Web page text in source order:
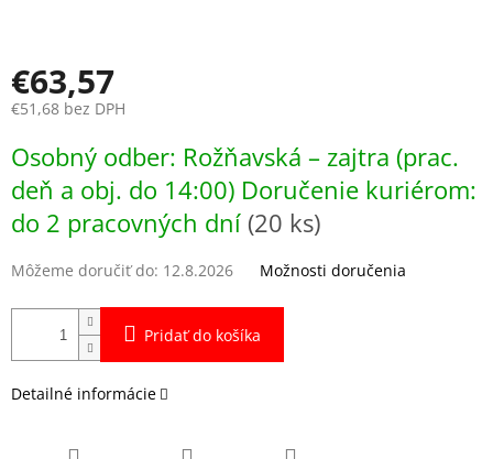
€63,57
€51,68 bez DPH
cena:
Osobný odber: Rožňavská – zajtra (prac.
deň a obj. do 14:00) Doručenie kuriérom:
do 2 pracovných dní (20 ks)
Môžeme doručiť do: 12.8.2026 Možnosti doručenia
Pridať do košíka
Detailné informácie